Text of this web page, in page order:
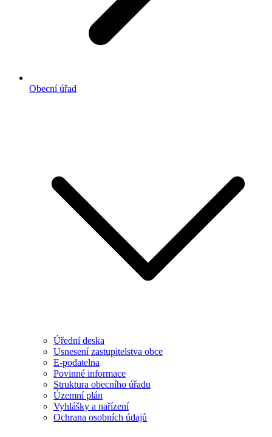
Obecní úřad
Úřední deska
Usnesení zastupitelstva obce
E-podatelna
Povinné informace
Struktura obecního úřadu
Územní plán
Vyhlášky a nařízení
Ochrana osobních údajů